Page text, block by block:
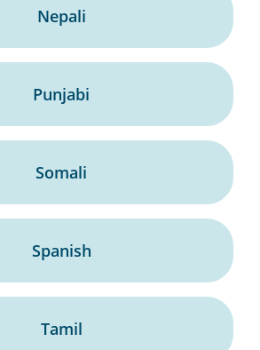
Nepali
Punjabi
Somali
Spanish
Tamil